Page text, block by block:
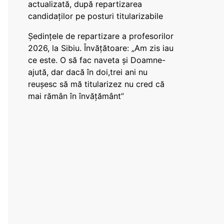
actualizată, după repartizarea
candidaților pe posturi titularizabile
Ședințele de repartizare a profesorilor
2026, la Sibiu. Învățătoare: „Am zis iau
ce este. O să fac naveta și Doamne-
ajută, dar dacă în doi,trei ani nu
reușesc să mă titularizez nu cred că
mai rămân în învățământ”